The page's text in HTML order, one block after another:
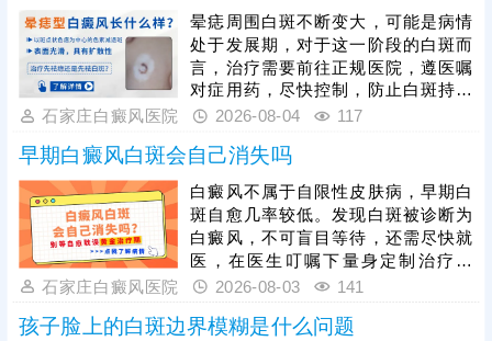
据白癜风分型、分期开展科学对症治
疗，日常需做好皮肤护理，规避暴
晒、摩擦、外伤等诱因，保持规律作
息与良好心态，全方位降低白斑扩散
概率，稳定控制病情。
晕痣周围白斑不断变大，可能是病情
处于发展期，对于这一阶段的白斑而
言，治疗需要前往正规医院，遵医嘱
对症用药，尽快控制，防止白斑持续
扩散。如果白斑扩散速度不是很快，
308激光，靶向性照射，治疗起效
快，安全性高。同时还应加强护理措
施，避免不良因素刺激，防治结合，
二者相辅相成，为白斑复色助力。
石家庄白癜风医院 2026-08-04 117
早期白癜风白斑会自己消失吗
白癜风不属于自限性皮肤病，早期白
斑自愈几率较低。发现白斑被诊断为
白癜风，不可盲目等待，还需尽快就
医，在医生叮嘱下量身定制治疗方
案，一人一方，个性化祛白，助力病
光，如美国进口308准分子激光，促
石家庄白癜风医院 2026-08-03 141
孩子脸上的白斑边界模糊是什么问题